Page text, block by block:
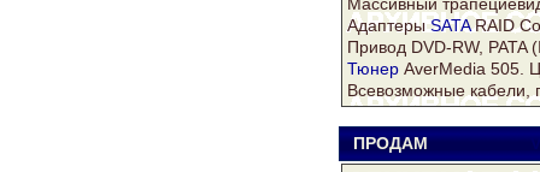
АдаптерыSATARAID
Привод DVD-RW, PATA
Тюнер AverMedia 505.
Всевозможные кабели,
ПРОДАМ